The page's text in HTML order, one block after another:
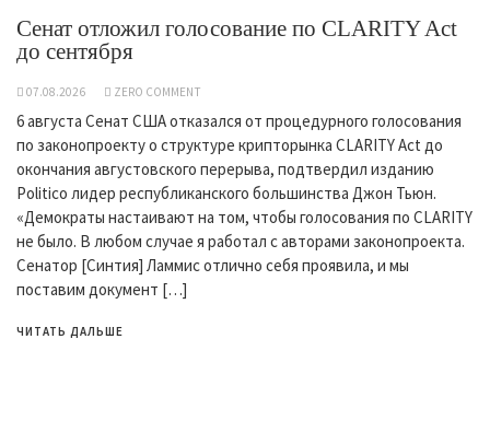
Сенат отложил голосование по CLARITY Act
до сентября
07.08.2026 ZERO COMMENT
6 августа Сенат США отказался от процедурного голосования
по законопроекту о структуре крипторынка CLARITY Act до
окончания августовского перерыва, подтвердил изданию
Politico лидер республиканского большинства Джон Тьюн.
«Демократы настаивают на том, чтобы голосования по CLARITY
не было. В любом случае я работал с авторами законопроекта.
Сенатор [Синтия] Ламмис отлично себя проявила, и мы
поставим документ […]
ЧИТАТЬ ДАЛЬШЕ